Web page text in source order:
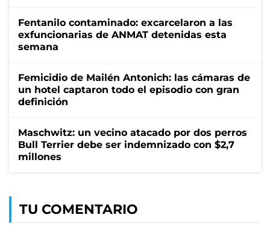
Fentanilo contaminado: excarcelaron a las
exfuncionarias de ANMAT detenidas esta
semana
Femicidio de Mailén Antonich: las cámaras de
un hotel captaron todo el episodio con gran
definición
Maschwitz: un vecino atacado por dos perros
Bull Terrier debe ser indemnizado con $2,7
millones
TU COMENTARIO